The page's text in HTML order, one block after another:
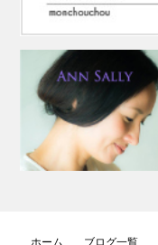
ホーム ブログ一覧